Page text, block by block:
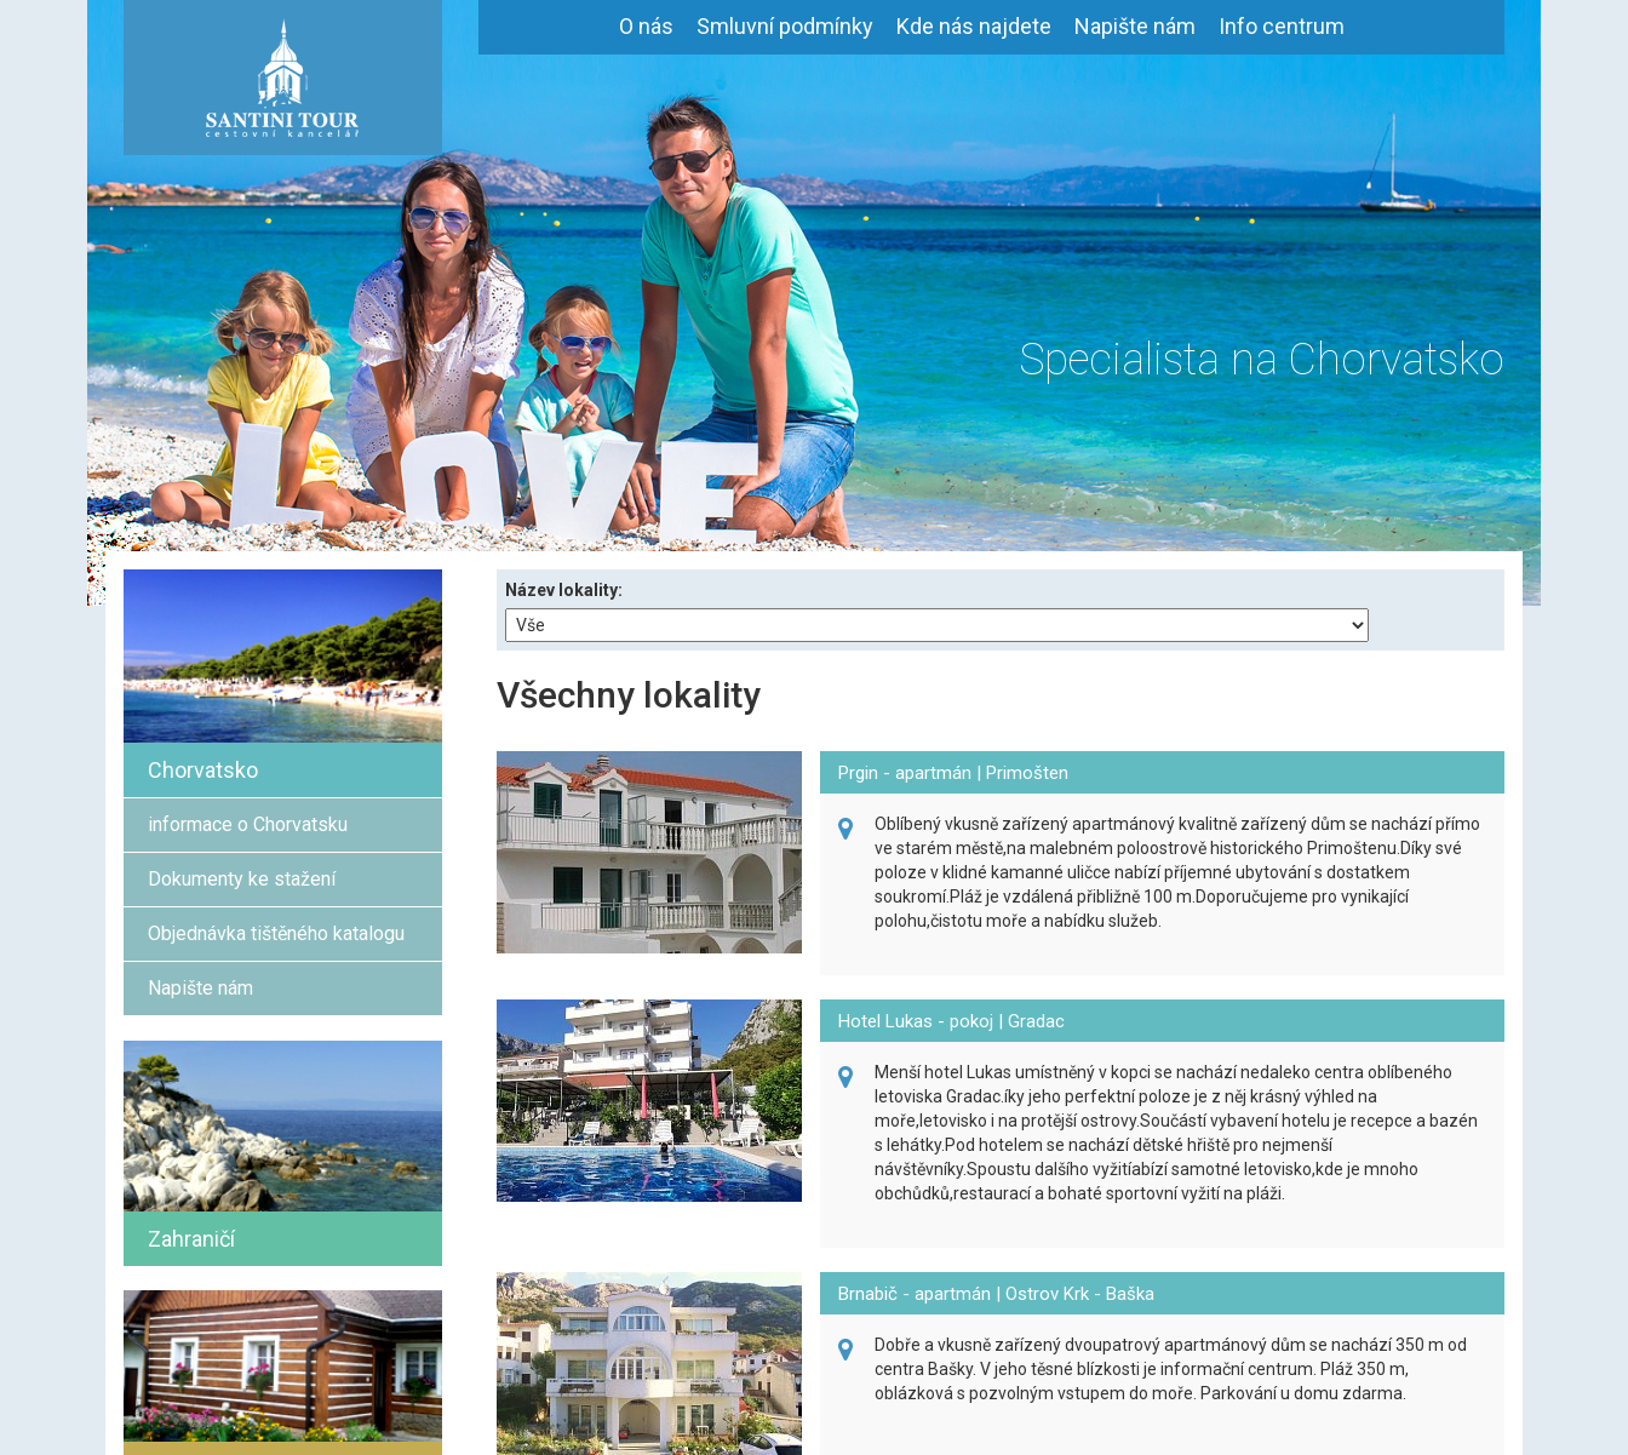
O nás Smluvní podmínky Kde nás najdete Napište nám Info centrum
Specialista na Chorvatsko
Chorvatsko
informace o Chorvatsku
Dokumenty ke stažení
Objednávka tištěného katalogu
Napište nám
Zahraničí
Název lokality:
Všechny lokality
Prgin - apartmán | Primošten
Oblíbený vkusně zařízený apartmánový kvalitně zařízený dům se nachází přímo
ve starém městě,na malebném poloostrově historického Primoštenu.Díky své
poloze v klidné kamanné uličce nabízí příjemné ubytování s dostatkem
soukromí.Pláž je vzdálená přibližně 100 m.Doporučujeme pro vynikající
polohu,čistotu moře a nabídku služeb.
Hotel Lukas - pokoj | Gradac
Menší hotel Lukas umístněný v kopci se nachází nedaleko centra oblíbeného
letoviska Gradac.íky jeho perfektní poloze je z něj krásný výhled na
moře,letovisko i na protější ostrovy.Součástí vybavení hotelu je recepce a bazén
s lehátky.Pod hotelem se nachází dětské hřiště pro nejmenší
návštěvníky.Spoustu dalšího vyžitíabízí samotné letovisko,kde je mnoho
obchůdků,restaurací a bohaté sportovní vyžití na pláži.
Brnabič - apartmán | Ostrov Krk - Baška
Dobře a vkusně zařízený dvoupatrový apartmánový dům se nachází 350 m od
centra Bašky. V jeho těsné blízkosti je informační centrum. Pláž 350 m,
oblázková s pozvolným vstupem do moře. Parkování u domu zdarma.